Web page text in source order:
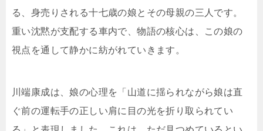
る、身売りされる十七歳の娘とその母親の三人です。
重い沈黙が支配する車内で、物語の核心は、この娘の
視点を通して静かに紡がれていきます。
川端康成は、娘の心理を「山道に揺られながら娘は直
ぐ前の運転手の正しい肩に目の光を折り取られてい